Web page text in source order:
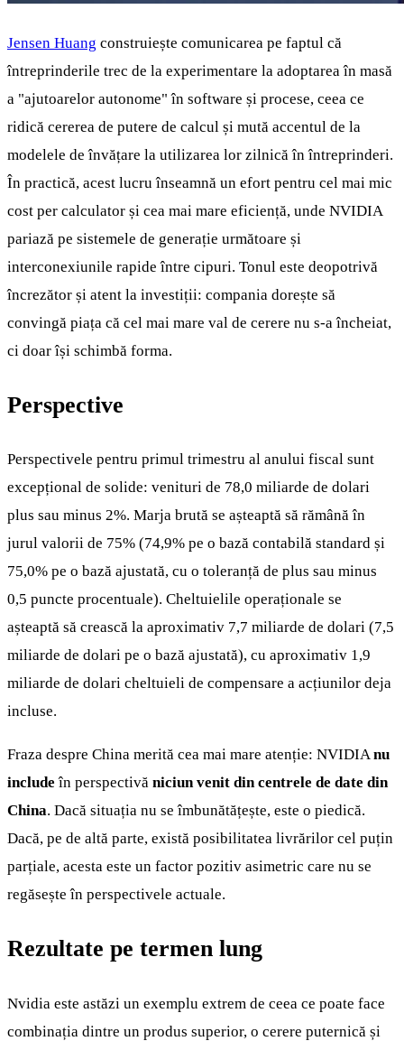
Jensen Huang construiește comunicarea pe faptul că
întreprinderile trec de la experimentare la adoptarea în masă
a "ajutoarelor autonome" în software și procese, ceea ce
ridică cererea de putere de calcul și mută accentul de la
modelele de învățare la utilizarea lor zilnică în întreprinderi.
În practică, acest lucru înseamnă un efort pentru cel mai mic
cost per calculator și cea mai mare eficiență, unde NVIDIA
pariază pe sistemele de generație următoare și
interconexiunile rapide între cipuri. Tonul este deopotrivă
încrezător și atent la investiții: compania dorește să
convingă piața că cel mai mare val de cerere nu s-a încheiat,
ci doar își schimbă forma.
Perspective
Perspectivele pentru primul trimestru al anului fiscal sunt
excepțional de solide: venituri de 78,0 miliarde de dolari
plus sau minus 2%. Marja brută se așteaptă să rămână în
jurul valorii de 75% (74,9% pe o bază contabilă standard și
75,0% pe o bază ajustată, cu o toleranță de plus sau minus
0,5 puncte procentuale). Cheltuielile operaționale se
așteaptă să crească la aproximativ 7,7 miliarde de dolari (7,5
miliarde de dolari pe o bază ajustată), cu aproximativ 1,9
miliarde de dolari cheltuieli de compensare a acțiunilor deja
incluse.
Fraza despre China merită cea mai mare atenție: NVIDIAnu
include în perspectivă niciun venit din centrele de date din
China. Dacă situația nu se îmbunătățește, este o piedică.
Dacă, pe de altă parte, există posibilitatea livrărilor cel puțin
parțiale, acesta este un factor pozitiv asimetric care nu se
regăsește în perspectivele actuale.
Rezultate pe termen lung
Nvidia este astăzi un exemplu extrem de ceea ce poate face
combinația dintre un produs superior, o cerere puternică și